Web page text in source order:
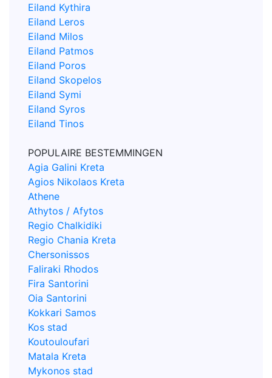
Eiland Kythira
Eiland Leros
Eiland Milos
Eiland Patmos
Eiland Poros
Eiland Skopelos
Eiland Symi
Eiland Syros
Eiland Tinos
POPULAIRE BESTEMMINGEN
Agia Galini Kreta
Agios Nikolaos Kreta
Athene
Athytos / Afytos
Regio Chalkidiki
Regio Chania Kreta
Chersonissos
Faliraki Rhodos
Fira Santorini
Oia Santorini
Kokkari Samos
Kos stad
Koutouloufari
Matala Kreta
Mykonos stad